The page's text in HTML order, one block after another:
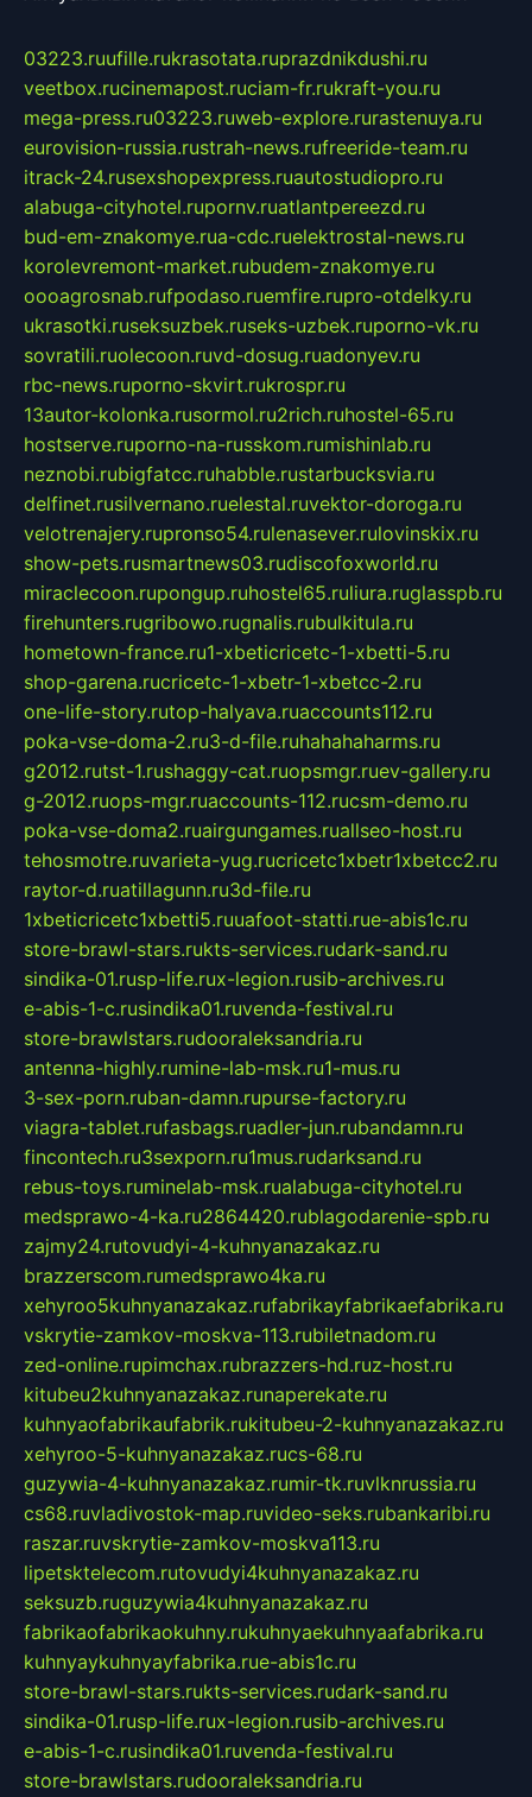
03223.ruufille.rukrasotata.ruprazdnikdushi.ru
veetbox.rucinemapost.ruciam-fr.rukraft-you.ru
mega-press.ru03223.ruweb-explore.rurastenuya.ru
eurovision-russia.rustrah-news.rufreeride-team.ru
itrack-24.rusexshopexpress.ruautostudiopro.ru
alabuga-cityhotel.rupornv.ruatlantpereezd.ru
bud-em-znakomye.rua-cdc.ruelektrostal-news.ru
korolevremont-market.rubudem-znakomye.ru
oooagrosnab.rufpodaso.ruemfire.rupro-otdelky.ru
ukrasotki.ruseksuzbek.ruseks-uzbek.ruporno-vk.ru
sovratili.ruolecoon.ruvd-dosug.ruadonyev.ru
rbc-news.ruporno-skvirt.rukrospr.ru
13autor-kolonka.rusormol.ru2rich.ruhostel-65.ru
hostserve.ruporno-na-russkom.rumishinlab.ru
neznobi.rubigfatcc.ruhabble.rustarbucksvia.ru
delfinet.rusilvernano.ruelestal.ruvektor-doroga.ru
velotrenajery.rupronso54.rulenasever.rulovinskix.ru
show-pets.rusmartnews03.rudiscofoxworld.ru
miraclecoon.rupongup.ruhostel65.ruliura.ruglasspb.ru
firehunters.rugribowo.rugnalis.rubulkitula.ru
hometown-france.ru1-xbeticricetc-1-xbetti-5.ru
shop-garena.rucricetc-1-xbetr-1-xbetcc-2.ru
one-life-story.rutop-halyava.ruaccounts112.ru
poka-vse-doma-2.ru3-d-file.ruhahahaharms.ru
g2012.rutst-1.rushaggy-cat.ruopsmgr.ruev-gallery.ru
g-2012.ruops-mgr.ruaccounts-112.rucsm-demo.ru
poka-vse-doma2.ruairgungames.ruallseo-host.ru
tehosmotre.ruvarieta-yug.rucricetc1xbetr1xbetcc2.ru
raytor-d.ruatillagunn.ru3d-file.ru
1xbeticricetc1xbetti5.ruuafoot-statti.rue-abis1c.ru
store-brawl-stars.rukts-services.rudark-sand.ru
sindika-01.rusp-life.rux-legion.rusib-archives.ru
e-abis-1-c.rusindika01.ruvenda-festival.ru
store-brawlstars.rudooraleksandria.ru
antenna-highly.rumine-lab-msk.ru1-mus.ru
3-sex-porn.ruban-damn.rupurse-factory.ru
viagra-tablet.rufasbags.ruadler-jun.rubandamn.ru
fincontech.ru3sexporn.ru1mus.rudarksand.ru
rebus-toys.ruminelab-msk.rualabuga-cityhotel.ru
medsprawo-4-ka.ru2864420.rublagodarenie-spb.ru
zajmy24.rutovudyi-4-kuhnyanazakaz.ru
brazzerscom.rumedsprawo4ka.ru
xehyroo5kuhnyanazakaz.rufabrikayfabrikaefabrika.ru
vskrytie-zamkov-moskva-113.rubiletnadom.ru
zed-online.rupimchax.rubrazzers-hd.ruz-host.ru
kitubeu2kuhnyanazakaz.runaperekate.ru
kuhnyaofabrikaufabrik.rukitubeu-2-kuhnyanazakaz.ru
xehyroo-5-kuhnyanazakaz.rucs-68.ru
guzywia-4-kuhnyanazakaz.rumir-tk.ruvlknrussia.ru
cs68.ruvladivostok-map.ruvideo-seks.rubankaribi.ru
raszar.ruvskrytie-zamkov-moskva113.ru
lipetsktelecom.rutovudyi4kuhnyanazakaz.ru
seksuzb.ruguzywia4kuhnyanazakaz.ru
fabrikaofabrikaokuhny.rukuhnyaekuhnyaafabrika.ru
kuhnyaykuhnyayfabrika.rue-abis1c.ru
store-brawl-stars.rukts-services.rudark-sand.ru
sindika-01.rusp-life.rux-legion.rusib-archives.ru
e-abis-1-c.rusindika01.ruvenda-festival.ru
store-brawlstars.rudooraleksandria.ru